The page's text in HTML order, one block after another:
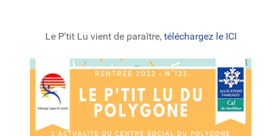
Le P'tit Lu vient de paraître, téléchargez le ICI